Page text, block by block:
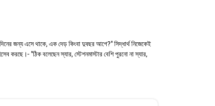
জন্য এসে থাকে, এক দেড় কিংবা দুবছর আগে?" সিদ্ধার্থ নিজেকেই
করছে।- "ঠিক বলেছেন স্যার, স্টেশনমাস্টার বেশি পুরনো না স্যার,